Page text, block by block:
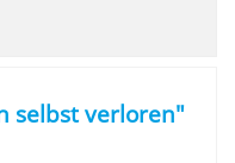
selbst verloren"